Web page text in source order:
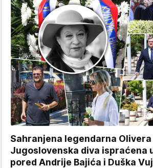
Sahranjena legendarna
Jugoslovenska diva ispraćena
pored Andrije Bajića i Duška